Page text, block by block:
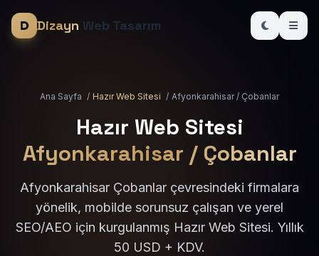
Dizayn Web Tasarım
Ana Sayfa / Hazır Web Sitesi / Afyonkarahisar / Çobanlar
Hazır Web Sitesi
Afyonkarahisar / Çobanlar
Afyonkarahisar Çobanlar çevresindeki firmalara
yönelik, mobilde sorunsuz çalışan ve yerel
SEO/AEO için kurgulanmış Hazır Web Sitesi. Yıllık
50 USD + KDV.